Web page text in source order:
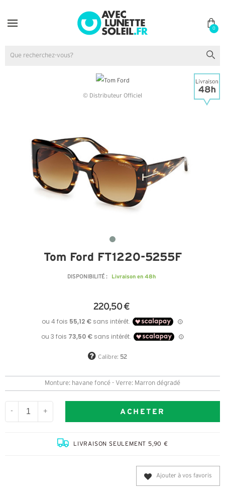
0
© Distributeur Officiel
Tom Ford FT1220-5255F
DISPONIBILITÉ : Livraison en 48h
220,50 €
Calibre: 52
Monture: havane foncé - Verre: Marron dégradé
- + ACHETER
LIVRAISON SEULEMENT 5,90 €
Ajouter à vos favoris